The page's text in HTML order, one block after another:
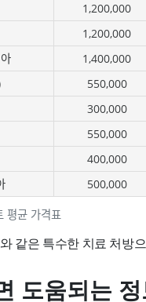
평균 가격표
1,200,000
1,200,000
1,400,000
550,000
300,000
550,000
400,000
500,000
같은 특수한 치료 처방
도움되는